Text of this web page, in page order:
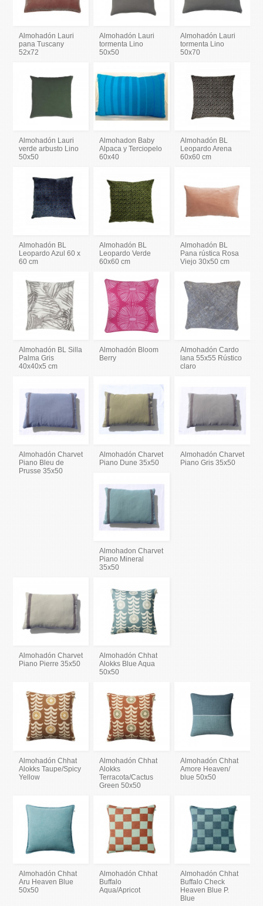
Almohadón Lauri
pana Tuscany
52x72
Almohadón Lauri
tormenta Lino
50x50
Almohadón Lauri
tormenta Lino
50x70
Almohadón Lauri
verde arbusto Lino
50x50
Almohadon Baby
Alpaca y Terciopelo
60x40
Almohadón BL
Leopardo Arena
60x60 cm
Almohadón BL
Leopardo Azul 60 x
60 cm
Almohadón BL
Leopardo Verde
60x60 cm
Almohadón BL
Pana rústica Rosa
Viejo 30x50 cm
Almohadón BL Silla
Palma Gris
40x40x5 cm
Almohadón Bloom
Berry
Almohadón Cardo
lana 55x55 Rústico
claro
Almohadón Charvet
Piano Bleu de
Prusse 35x50
Almohadón Charvet
Piano Dune 35x50
Almohadón Charvet
Piano Gris 35x50
Almohadon Charvet
Piano Mineral
35x50
Almohadón Charvet
Piano Pierre 35x50
Almohadón Chhat
Alokks Blue Aqua
50x50
Almohadón Chhat
Alokks Taupe/Spicy
Yellow
Almohadón Chhat
Alokks
Terracota/Cactus
Green 50x50
Almohadón Chhat
Amore Heaven/
blue 50x50
Almohadón Chhat
Aru Heaven Blue
50x50
Almohadón Chhat
Buffalo
Aqua/Apricot
Almohadón Chhat
Buffalo Check
Heaven Blue P.
Blue